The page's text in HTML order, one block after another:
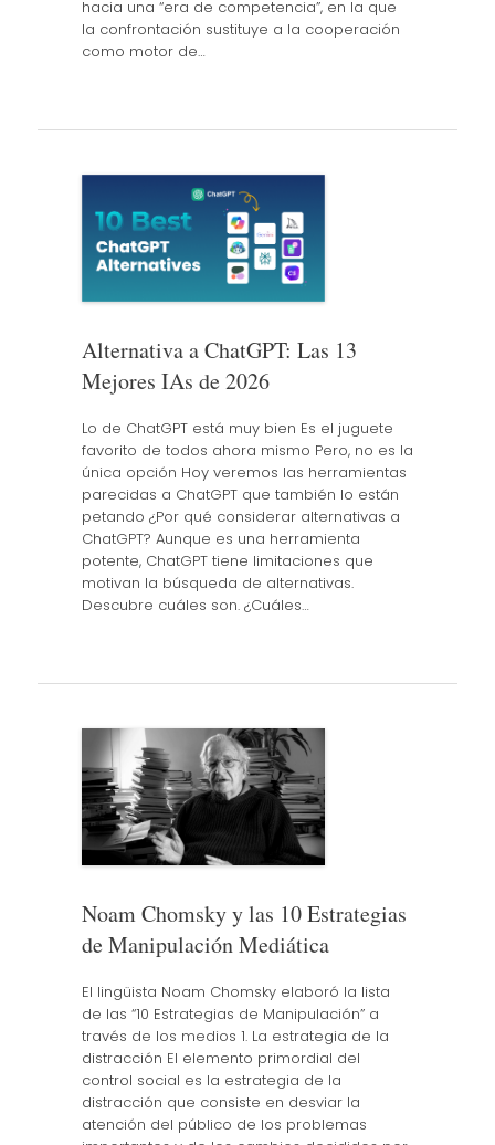
hacia una “era de competencia”, en la que
la confrontación sustituye a la cooperación
como motor de…
Alternativa a ChatGPT: Las 13
Mejores IAs de 2026
Lo de ChatGPT está muy bien Es el juguete
favorito de todos ahora mismo Pero, no es la
única opción Hoy veremos las herramientas
parecidas a ChatGPT que también lo están
petando ¿Por qué considerar alternativas a
ChatGPT? Aunque es una herramienta
potente, ChatGPT tiene limitaciones que
motivan la búsqueda de alternativas.
Descubre cuáles son. ¿Cuáles…
Noam Chomsky y las 10 Estrategias
de Manipulación Mediática
El lingüista Noam Chomsky elaboró la lista
de las “10 Estrategias de Manipulación” a
través de los medios 1. La estrategia de la
distracción El elemento primordial del
control social es la estrategia de la
distracción que consiste en desviar la
atención del público de los problemas